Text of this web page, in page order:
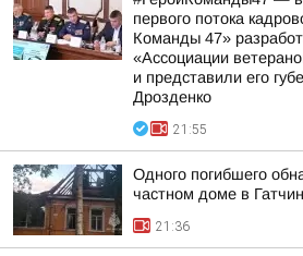
первого потока
Команды 47»
«Ассоциации
и представили его
Дрозденко
21:55
Одного погибшего
частном доме в
21:36